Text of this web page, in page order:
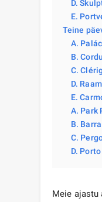
D.
E.
Teine
A.
B.
C.
D.
E.
A. Park
B.
C.
D.
Meie ajastu